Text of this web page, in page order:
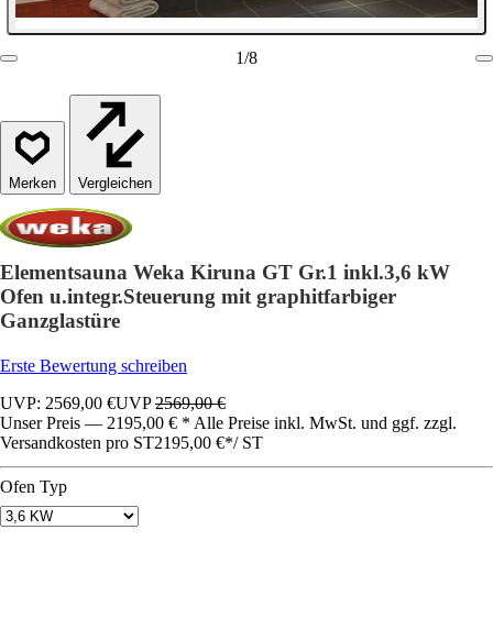
1/8
Vergleichen
Elementsauna Weka Kiruna GT Gr.1 inkl.3,6 kW
Ofen u.integr.Steuerung mit graphitfarbiger
Ganzglastüre
Erste Bewertung schreiben
UVP: 2569,00 €UVP2569,00 €
Unser Preis — 2195,00 € * Alle Preise inkl. MwSt. und ggf. zzgl.
Versandkosten pro ST2195,00 €*/ ST
Ofen Typ